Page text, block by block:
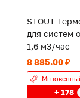
STOUT
для систем
1,6 м3/час
8 885.00 ₽
+ 178